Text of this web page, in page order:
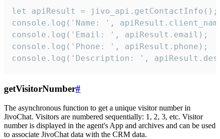
let apiResult = jivo_api.getContactInfo();
console.log('Name: ',
console.log('Email: ', apiResult.email);
console.log('Phone: ', apiResult.phone);
console.log('Description: ',
getVisitorNumber#
The asynchronous function to get a unique visitor number in
JivoChat. Visitors are numbered sequentially: 1, 2, 3, etc. Visitor
number is displayed in the agent's App and archives and can be used
to associate JivoChat data with the CRM data.